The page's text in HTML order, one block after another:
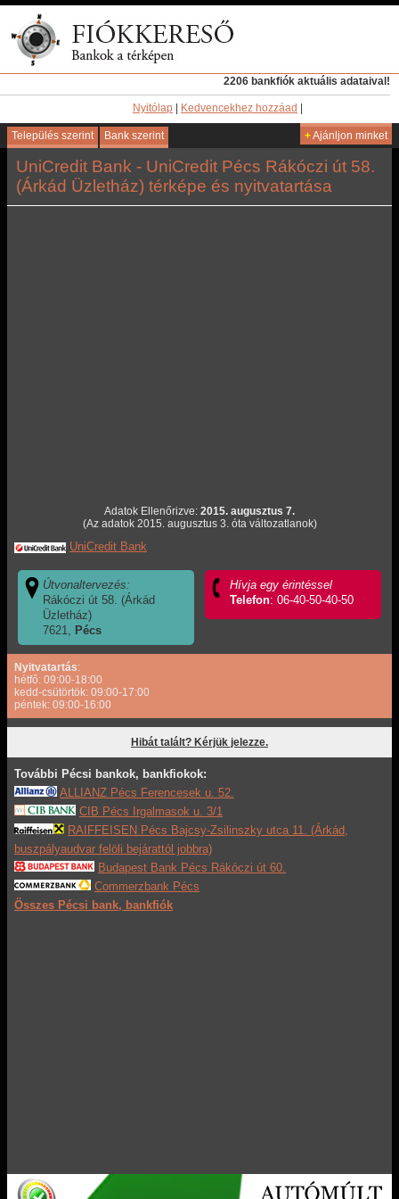
2206 bankfiók aktuális adataival!
Nyitólap Kedvencekhez hozzáad
Település szerint Bank szerint +Ajánljon minket
UniCredit Bank - UniCredit Pécs Rákóczi út 58.
(Árkád Üzletház) térképe és nyitvatartása
Adatok Ellenőrizve: 2015. augusztus 7.
(Az adatok 2015. augusztus 3. óta változatlanok)
UniCredit Bank
Útvonaltervezés:
Rákóczi út 58. (Árkád
Üzletház)
7621, Pécs
Hívja egy érintéssel
Telefon: 06-40-50-40-50
Nyitvatartás:
hétfő: 09:00-18:00
kedd-csütörtök: 09:00-17:00
péntek: 09:00-16:00
Hibát talált? Kérjük jelezze.
További Pécsi bankok, bankfiokok:
ALLIANZ Pécs Ferencesek u. 52.
CIB Pécs Irgalmasok u. 3/1
RAIFFEISEN Pécs Bajcsy-Zsilinszky utca 11. (Árkád,
buszpályaudvar felöli bejárattól jobbra)
Budapest Bank Pécs Rákóczi út 60.
Commerzbank Pécs
Összes Pécsi bank, bankfiók